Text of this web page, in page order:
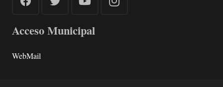
Acceso Municipal
WebMail